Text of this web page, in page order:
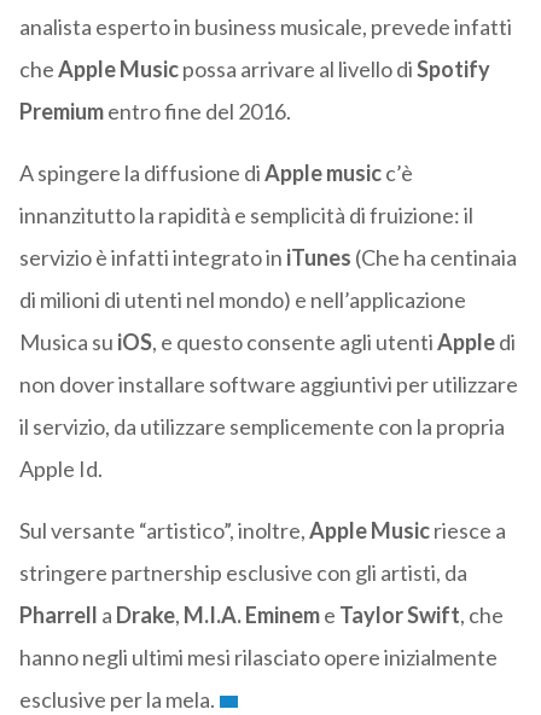
analista esperto in business musicale, prevede infatti
cheAppleMusicpossa arrivare al livello diSpotify
Premiumentro fine del 2016.
A spingere la diffusione diApplemusicc’è
innanzitutto la rapidità e semplicità di fruizione: il
servizio è infatti integrato in iTunes (Che ha centinaia
di milioni di utenti nel mondo) e nell’applicazione
Musica su iOS, e questo consente agli utentiAppledi
non dover installare software aggiuntivi per utilizzare
il servizio, da utilizzare semplicemente con la propria
Apple Id.
Sul versante “artistico”, inoltre,AppleMusicriesce a
stringere partnership esclusive con gli artisti, da
Pharrell a Drake, M.I.A. Emineme Taylor Swift, che
hanno negli ultimi mesi rilasciato opere inizialmente
esclusive per la mela.